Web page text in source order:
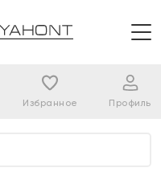
Избранное Профиль